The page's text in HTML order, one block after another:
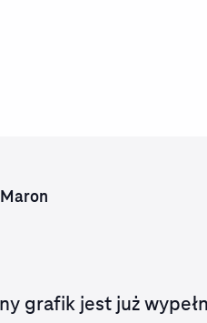
grafik jest już